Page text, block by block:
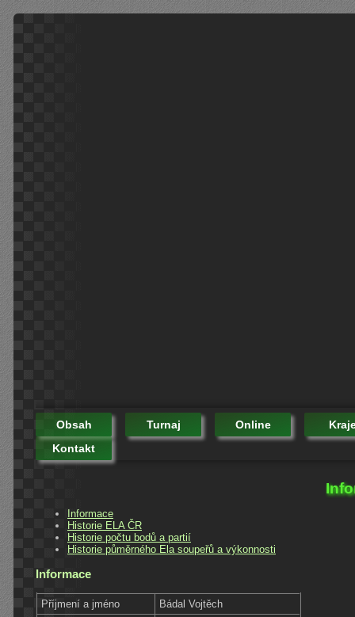
Obsah Turnaj Online
Kontakt
Informace
Historie ELA ČR
Historie počtu bodů a partií
Historie půměrného Ela soupeřů a výkonnosti
Informace
Příjmení a jméno
Bádal Vojtěch